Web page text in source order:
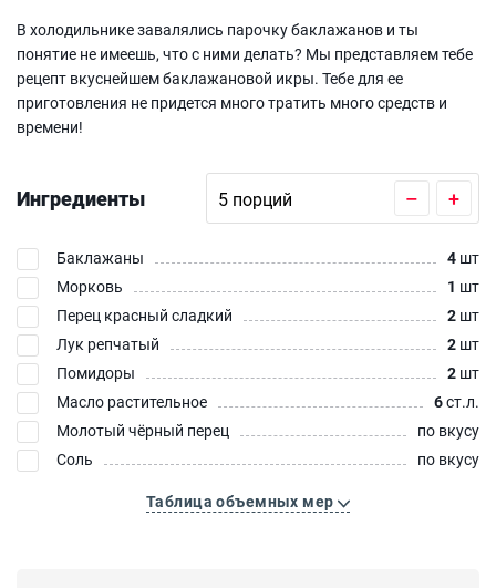
В холодильнике завалялись парочку баклажанов и ты
понятие не имеешь, что с ними делать? Мы представляем тебе
рецепт вкуснейшем баклажановой икры. Тебе для ее
приготовления не придется много тратить много средств и
времени!
Ингредиенты – +
Баклажаны 4 шт
Морковь
1 шт
Перец красный сладкий
2 шт
Лук репчатый
2 шт
Помидоры
2 шт
Масло растительное
6ст.л.
Молотый чёрный перец
по вкусу
Соль
по вкусу
Таблица объемных мер